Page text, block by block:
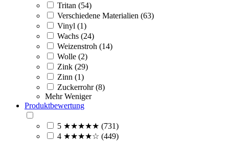
Tritan (54)
Verschiedene Materialien (63)
Vinyl (1)
Wachs (24)
Weizenstroh (14)
Wolle (2)
Zink (29)
Zinn (1)
Zuckerrohr (8)
Mehr Weniger
Produktbewertung
5 ★★★★★ (731)
4 ★★★★☆ (449)